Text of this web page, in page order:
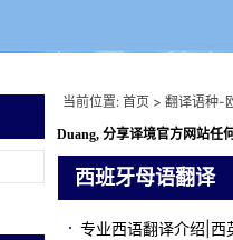
当前位置: 首页 > 翻译语种-
Duang, 分享译境官方网站任
西班牙母语翻译
专业西语翻译介绍|